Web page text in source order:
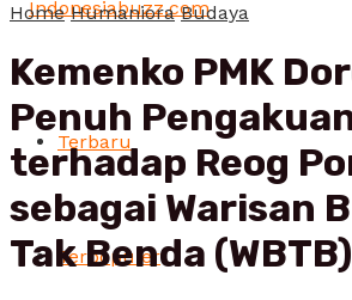
Terbaru
Terpopuler
Home Humaniora Budaya
Kemenko PMK
Penuh
terhadap Reog
sebagai Warisan
Tak Benda (WBTB)